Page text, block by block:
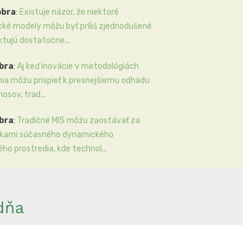
: Existuje názor, že niektoré
modely môžu byť príliš zjednodušené
dostatočne...
: Aj keď inovácie v metodológiách
môžu prispieť k presnejšiemu odhadu
trad...
: Tradičné MIS môžu zaostávať za
súčasného dynamického
prostredia, kde technol...